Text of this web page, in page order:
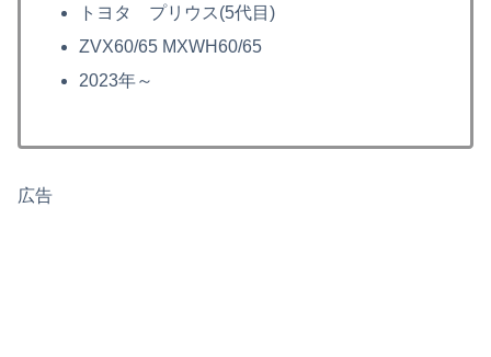
トヨタ プリウス(5代目)
ZVX60/65 MXWH60/65
2023年～
広告